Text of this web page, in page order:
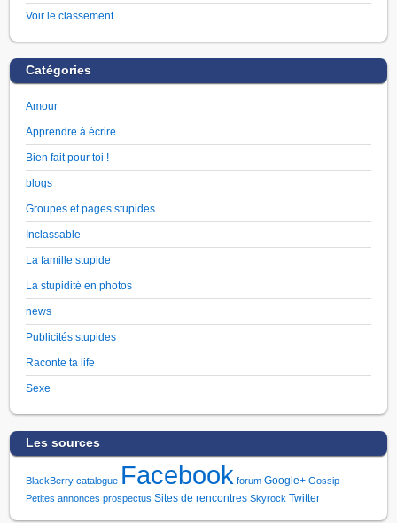
Voir le classement
Catégories
Amour
Apprendre à écrire …
Bien fait pour toi !
blogs
Groupes et pages stupides
Inclassable
La famille stupide
La stupidité en photos
news
Publicités stupides
Raconte ta life
Sexe
Les sources
BlackBerry catalogue Facebook forum Google+ Gossip
Petites annonces prospectus Sites de rencontres Skyrock Twitter